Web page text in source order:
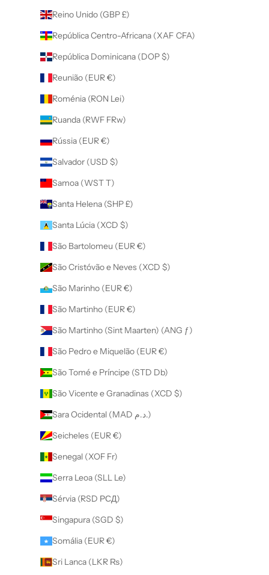
Reino Unido (GBP £)
República Centro-Africana (XAF CFA)
República Dominicana (DOP $)
Reunião (EUR €)
Roménia (RON Lei)
Ruanda (RWF FRw)
Rússia (EUR €)
Salvador (USD $)
Samoa (WST T)
Santa Helena (SHP £)
Santa Lúcia (XCD $)
São Bartolomeu (EUR €)
São Cristóvão e Neves (XCD $)
São Marinho (EUR €)
São Martinho (EUR €)
São Martinho (Sint Maarten) (ANG ƒ)
São Pedro e Miquelão (EUR €)
São Tomé e Príncipe (STD Db)
São Vicente e Granadinas (XCD $)
Sara Ocidental (MAD د.م.)
Seicheles (EUR €)
Senegal (XOF Fr)
Serra Leoa (SLL Le)
Sérvia (RSD РСД)
Singapura (SGD $)
Somália (EUR €)
Sri Lanca (LKR ₨)